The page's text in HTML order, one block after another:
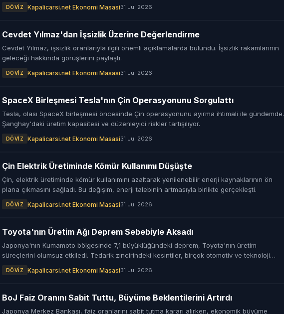
DÖVIZ Kapalicarsi.net Ekonomi Masasi31 Jul 2026
Cevdet Yılmaz'dan İşsizlik Üzerine Değerlendirme
Cevdet Yılmaz, işsizlik oranlarıyla ilgili önemli açıklamalarda bulundu. İşsizlik rakamlarının
geleceği hakkında görüşlerini paylaştı.
DÖVIZ Kapalicarsi.net Ekonomi Masasi31 Jul 2026
SpaceX Birleşmesi Tesla'nın Çin Operasyonunu Sorgulattı
Tesla, olası SpaceX birleşmesi öncesinde Çin operasyonunu ayırma ihtimali ile gündemde.
Şanghay'daki üretim kapasitesi ve düzenleyici riskler tartışılıyor.
DÖVIZ Kapalicarsi.net Ekonomi Masasi31 Jul 2026
Çin Elektrik Üretiminde Kömür Kullanımı Düşüşte
Çin, elektrik üretiminde kömür kullanımını azaltarak yenilenebilir enerji kaynaklarının ön
plana çıkmasını sağladı. Bu değişim, enerji talebinin artmasıyla birlikte gerçekleşti.
DÖVIZ Kapalicarsi.net Ekonomi Masasi31 Jul 2026
Toyota'nın Üretim Ağı Deprem Sebebiyle Aksadı
Japonya'nın Kumamoto bölgesinde 7,1 büyüklüğündeki deprem, Toyota'nın üretim
süreçlerini olumsuz etkiledi. Tedarik zincirindeki kesintiler, birçok otomotiv ve teknoloji
DÖVIZ Kapalicarsi.net Ekonomi Masasi31 Jul 2026
BoJ Faiz Oranını Sabit Tuttu, Büyüme Beklentilerini Artırdı
Japonya Merkez Bankası, faiz oranlarını sabit tutma kararı alırken, ekonomik büyüme